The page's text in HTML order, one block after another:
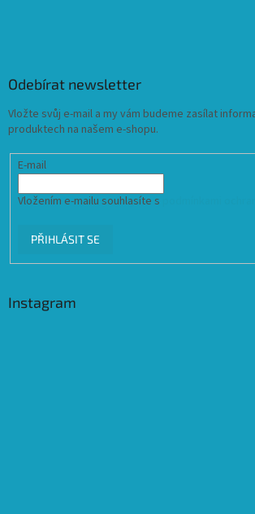
Odebírat newsletter
Vložte svůj e-mail a my vám budeme zasílat
produktech na našem e-shopu.
E-mail
Vložením e-mailu souhlasíte s
PŘIHLÁSIT SE
Instagram